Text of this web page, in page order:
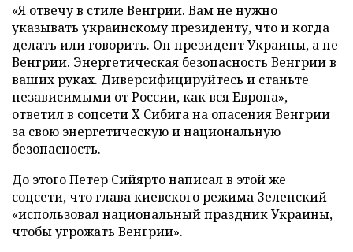
«Я отвечу в стиле Венгрии. Вам не нужно
указывать украинскому президенту, что и когда
делать или говорить. Он президент Украины, а не
Венгрии. Энергетическая безопасность Венгрии в
ваших руках. Диверсифицируйтесь и станьте
независимыми от России, как вся Европа», –
ответил в соцсети Х Сибига на опасения Венгрии
за свою энергетическую и национальную
безопасность.
До этого Петер Сийярто написал в этой же
соцсети, что глава киевского режима Зеленский
«использовал национальный праздник Украины,
чтобы угрожать Венгрии».